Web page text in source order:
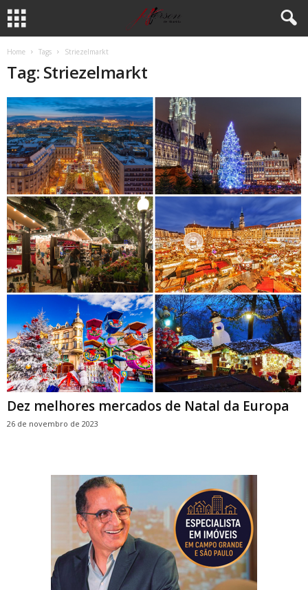
Home Tags Striezelmarkt
Tag: Striezelmarkt
Dez melhores mercados de Natal da Europa
26 de novembro de 2023